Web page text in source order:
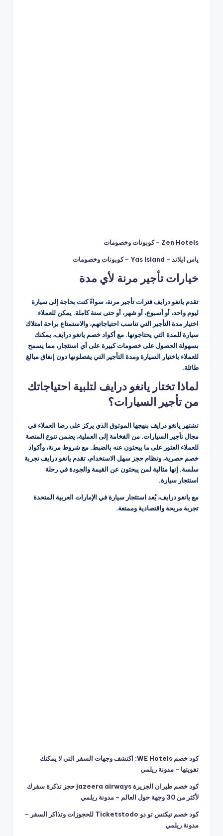
Zen Hotels – كوبونات وخصومات
ياس ايلاند – Yas Island – كوبونات وخصومات
خيارات تأجير مرنة لأي مدة
تقدم يانغو درايف فترات تأجير مرنة، سواءً كنت بحاجة إلى سيارة
ليوم واحد، أو أسبوع، أو شهر، أو حتى سنة كاملة. يمكن للعملاء
اختيار مدة التأجير التي تناسب احتياجاتهم، والاستمتاع براحة امتلاك
سيارة للمدة التي يحتاجونها. مع أكواد خصم يانغو درايف، يمكنك
بسهولة الحصول على خصومات كبيرة على أي استئجار، مما يسمح
للعملاء باختيار السيارة ومدة التأجير التي يفضلونها دون إنفاق مبالغ
طائلة.
لماذا تختار يانغو درايف لتلبية احتياجاتك
من تأجير السيارات؟
تشتهر يانغو درايف بنهجها الموثوق الذي يركز على رضا العملاء في
مجال تأجير السيارات. من الفخامة إلى العملية، يضمن تنوع المنصة
للعملاء العثور على ما يبحثون عنه بالضبط. مع شروط مرنة، وأكواد
خصم حصرية، ونظام حجز سهل الاستخدام، تقدم يانغو درايف تجربة
سلسة. إنها مثالية لمن يبحثون عن القيمة والجودة في رحلة
استئجار سيارة.
مع يانغو درايف، يُعد استئجار سيارة في الإمارات العربية المتحدة
تجربة مريحة واقتصادية وممتعة.
كود خصم WE Hotels: اكتشف وجهات السفر التي لا يمكنك
تفويتها – مدونة ريلمي
كود خصم طيران الجزيرة jazeera airways حجز تذكرة سفرك
لأكثر من 30 وجهة حول العالم – مدونة ريلمي
كود خصم تيكتس تو دو Ticketstodo للحجوزات وتذاكر السفر –
مدونة ريلمي